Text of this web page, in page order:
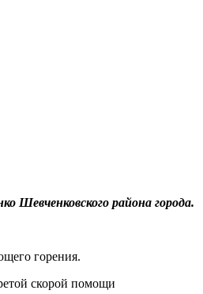
Шевченковского района города.
горения.
скорой помощи